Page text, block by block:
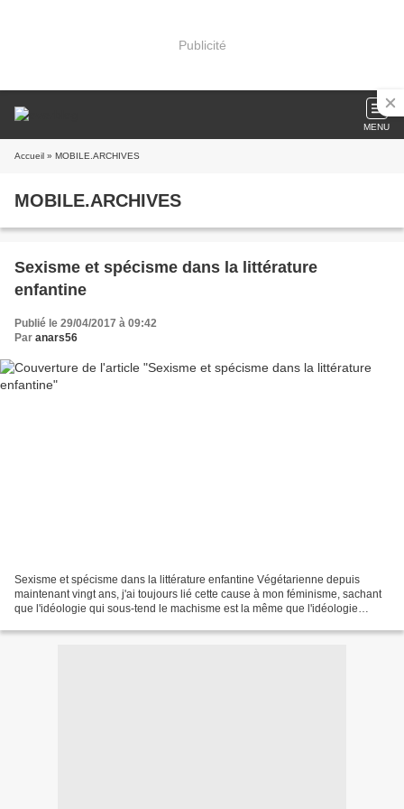
Publicité
MENU
Accueil » MOBILE.ARCHIVES
MOBILE.ARCHIVES
Sexisme et spécisme dans la littérature
enfantine
Publié le 29/04/2017 à 09:42
Par anars56
Sexisme et spécisme dans la littérature enfantine Végétarienne depuis
maintenant vingt ans, j'ai toujours lié cette cause à mon féminisme, sachant
que l'idéologie qui sous-tend le machisme est la même que l'idéologie